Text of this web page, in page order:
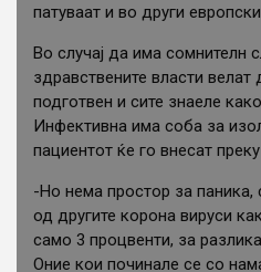
патуваат и во други
Во случај да има сомнителн
здравствените власти велат
подготвен и сите знаеле
Инфективна има соба за
пациентот ќе го внесат
-Но нема простор за паника,
од другите корона вируси
само 3 процвенти, за
Оние кои починале се со